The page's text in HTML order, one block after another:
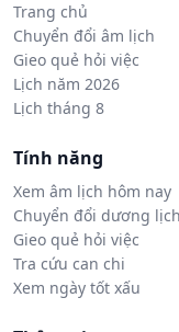
Trang chủ
Chuyển đổi âm lịch
Gieo quẻ hỏi việc
Lịch năm 2026
Lịch tháng 8
Tính năng
Xem âm lịch hôm nay
Chuyển đổi dương
Gieo quẻ hỏi việc
Tra cứu can chi
Xem ngày tốt xấu